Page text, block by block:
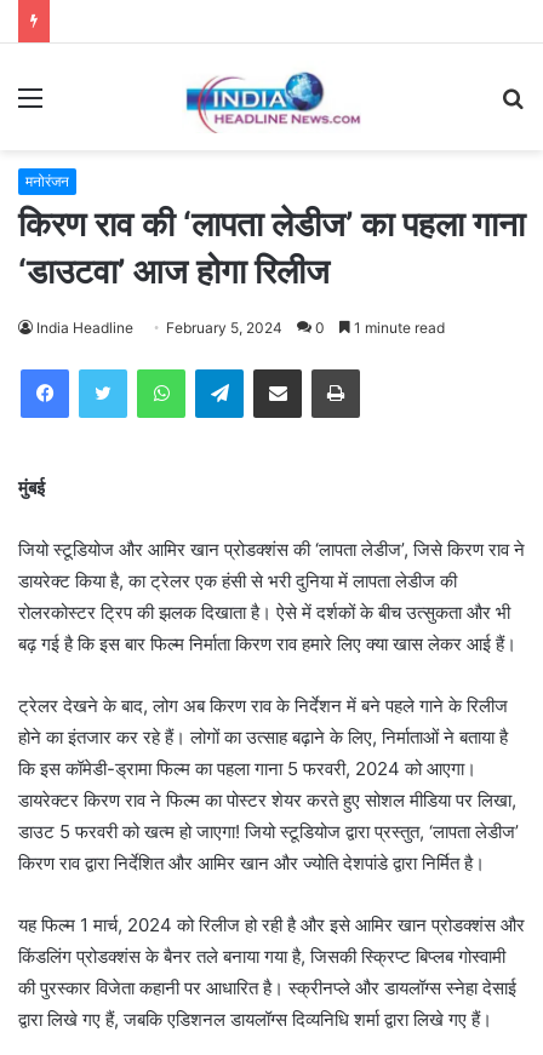
Menu
मनोरंजन
किरण राव की ‘लापता लेडीज’ का पहला गाना
‘डाउटवा’ आज होगा रिलीज
India Headline February 5, 2024 0 1 minute read
WhatsAppTelegramShare via Email Print
मुंबई
जियो स्टूडियोज और आमिर खान प्रोडक्शंस की ‘लापता लेडीज’, जिसे किरण राव ने
डायरेक्ट किया है, का ट्रेलर एक हंसी से भरी दुनिया में लापता लेडीज की
रोलरकोस्टर ट्रिप की झलक दिखाता है। ऐसे में दर्शकों के बीच उत्सुकता और भी
बढ़ गई है कि इस बार फिल्म निर्माता किरण राव हमारे लिए क्या खास लेकर आई हैं।
ट्रेलर देखने के बाद, लोग अब किरण राव के निर्देशन में बने पहले गाने के रिलीज
होने का इंतजार कर रहे हैं। लोगों का उत्साह बढ़ाने के लिए, निर्माताओं ने बताया है
कि इस कॉमेडी-ड्रामा फिल्म का पहला गाना 5 फरवरी, 2024 को आएगा।
डायरेक्टर किरण राव ने फिल्म का पोस्टर शेयर करते हुए सोशल मीडिया पर लिखा,
डाउट 5 फरवरी को खत्म हो जाएगा! जियो स्टूडियोज द्वारा प्रस्तुत, ‘लापता लेडीज’
किरण राव द्वारा निर्देशित और आमिर खान और ज्योति देशपांडे द्वारा निर्मित है।
यह फिल्म 1 मार्च, 2024 को रिलीज हो रही है और इसे आमिर खान प्रोडक्शंस और
किंडलिंग प्रोडक्शंस के बैनर तले बनाया गया है, जिसकी स्क्रिप्ट बिप्लब गोस्वामी
की पुरस्कार विजेता कहानी पर आधारित है। स्क्रीनप्ले और डायलॉग्स स्नेहा देसाई
द्वारा लिखे गए हैं, जबकि एडिशनल डायलॉग्स दिव्यनिधि शर्मा द्वारा लिखे गए हैं।